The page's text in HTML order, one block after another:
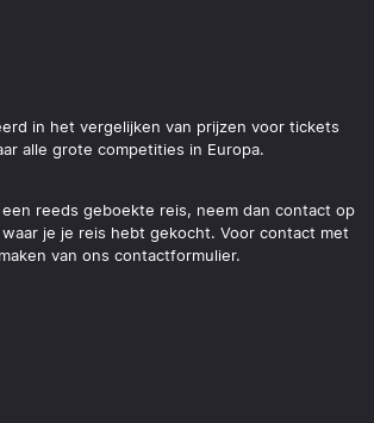
in het vergelijken van prijzen voor tickets
alle grote competities in Europa.
reeds geboekte reis, neem dan contact op
je je reis hebt gekocht. Voor contact met
van ons contactformulier.